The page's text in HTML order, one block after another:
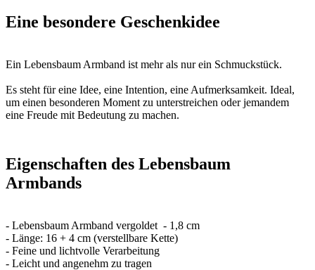
Eine besondere Geschenkidee
Ein Lebensbaum Armband ist mehr als nur ein Schmuckstück.
Es steht für eine Idee, eine Intention, eine Aufmerksamkeit. Ideal,
um einen besonderen Moment zu unterstreichen oder jemandem
eine Freude mit Bedeutung zu machen.
Eigenschaften des Lebensbaum
Armbands
- Lebensbaum Armband vergoldet - 1,8 cm
- Länge: 16 + 4 cm (verstellbare Kette)
- Feine und lichtvolle Verarbeitung
- Leicht und angenehm zu tragen